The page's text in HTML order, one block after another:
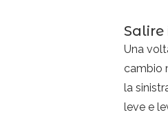
Una
cambio
la
leve e